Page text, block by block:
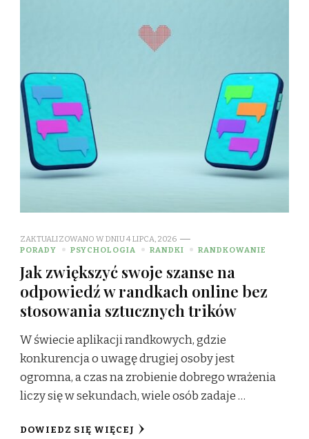
ZAKTUALIZOWANO W DNIU4 LIPCA, 2026
PORADY
PSYCHOLOGIA RANDKI RANDKOWANIE
Jak zwiększyć swoje szanse na
odpowiedź w randkach online bez
stosowania sztucznych trików
W świecie aplikacji randkowych, gdzie
konkurencja o uwagę drugiej osoby jest
ogromna, a czas na zrobienie dobrego wrażenia
liczy się w sekundach, wiele osób zadaje …
DOWIEDZ SIĘ WIĘCEJ